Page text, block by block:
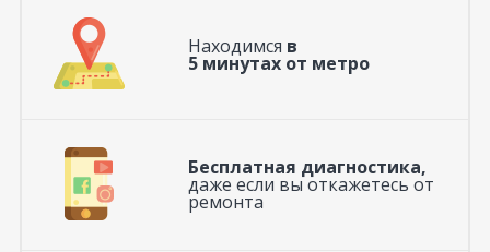
Находимся в
5 минутах от метро
Бесплатная диагностика,
даже если вы откажетесь от
ремонта